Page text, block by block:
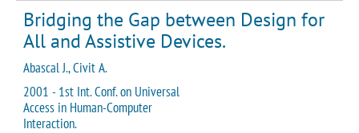
Bridging the Gap between Design for
All and Assistive Devices.
Abascal J., Civit A.
2001 - 1st Int. Conf. on Universal
Access in Human-Computer
Interaction.